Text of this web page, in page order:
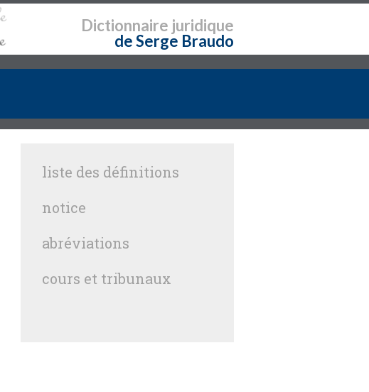
Dictionnaire juridique
de Serge Braudo
liste des définitions
notice
abréviations
cours et tribunaux